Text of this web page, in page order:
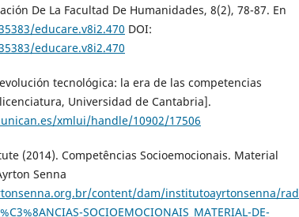
De La Facultad De Humanidades, 8(2), 78-87. En
educare.v8i2.470 DOI:
educare.v8i2.470
tecnológica: la era de las competencias
Universidad de Cantabria].
xmlui/handle/10902/17506
(2014). Competências Socioemocionais. Material
Senna
content/dam/institutoayrtonsenna/
SOCIOEMOCIONAIS_MATERIAL-DE-